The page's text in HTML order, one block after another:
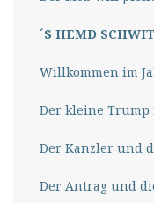
´S HEMD
Willkommen im
Der kleine
Der Kanzler und
Der Antrag und